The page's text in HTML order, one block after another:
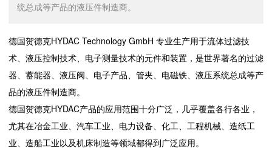
统总成等产品的液压件制造商。
德国贺德克HYDAC Technology GmbH 专业生产用于流体过滤技
术、液压控制技术、电子测量技术的元件和装置，是世界著名的过滤
器、蓄能器、液压阀、电子产品、管夹、电磁铁、液压系统总成等产
品的液压件制造商。
德国贺德克HYDAC产品的应用范围十分广泛，几乎覆盖各行各业，
尤其在冶金工业、汽车工业、电力设备、化工、工程机械、造纸工
业、造船工业以及机床制造等领域都得到广泛应用。